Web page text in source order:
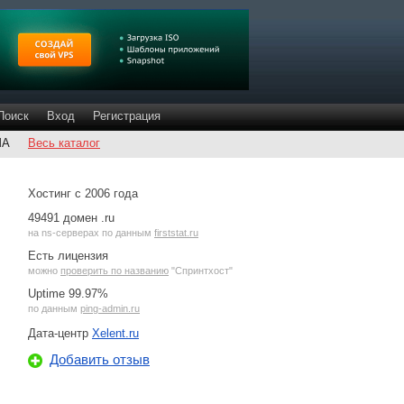
Вход
Регистрация
Весь каталог
Хостинг с 2006 года
49491 домен .ru
на ns-серверах по данным firststat.ru
Есть лицензия
можно проверить по названию "Спринтхост"
Uptime 99.97%
по данным ping-admin.ru
Дата-центр Xelent.ru
Добавить отзыв